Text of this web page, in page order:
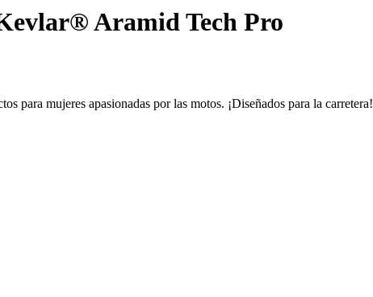
Aramid Tech Pro
para mujeres apasionadas por las motos. ¡Diseñados para la carretera!